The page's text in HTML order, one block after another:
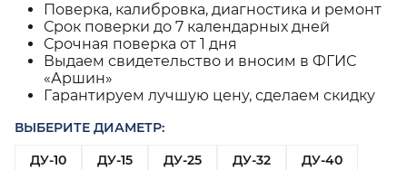
Поверка, калибровка, диагностика и ремонт
Срок поверки до 7 календарных дней
Срочная поверка от 1 дня
Выдаем свидетельство и вносим в ФГИС
«Аршин»
Гарантируем лучшую цену, сделаем скидку
ВЫБЕРИТЕ ДИАМЕТР:
ДУ-10
ДУ-15 ДУ-25 ДУ-32
ДУ-40